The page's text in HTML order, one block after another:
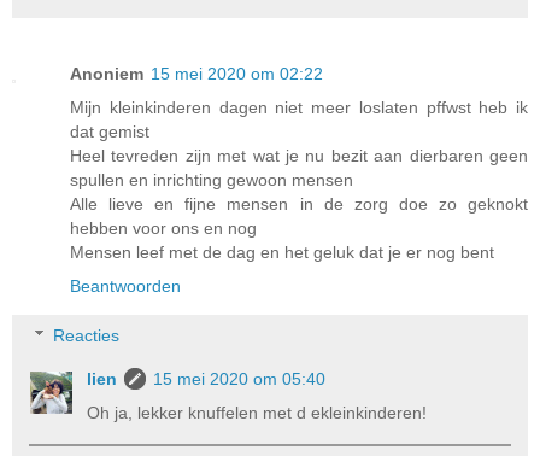
Anoniem 15 mei 2020 om 02:22
Mijn kleinkinderen dagen niet meer loslaten pffwst heb ik
dat gemist
Heel tevreden zijn met wat je nu bezit aan dierbaren geen
spullen en inrichting gewoon mensen
Alle lieve en fijne mensen in de zorg doe zo geknokt
hebben voor ons en nog
Mensen leef met de dag en het geluk dat je er nog bent
Beantwoorden
Reacties
lien
15 mei 2020 om 05:40
Oh ja, lekker knuffelen met d ekleinkinderen!